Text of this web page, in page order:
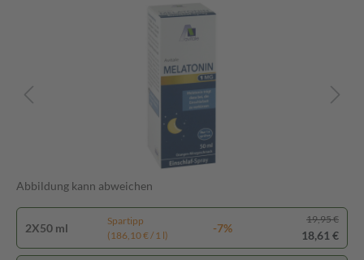
Abbildung kann abweichen
2X50 ml
Spartipp
(186,10 € / 1 l)
-7%
19,95 €
18,61 €